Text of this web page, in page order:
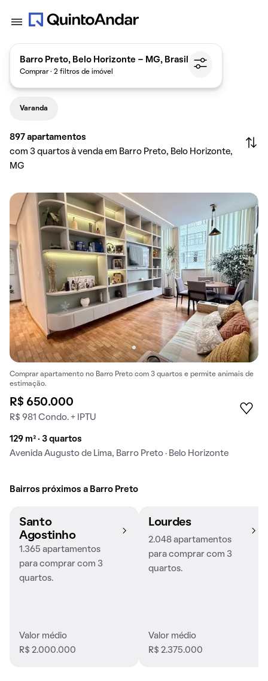
Barro Preto, Belo Horizonte - MG, Brasil
Comprar · 2 filtros de imóvel
Varanda
897 apartamentos
com 3 quartos à venda em Barro Preto, Belo Horizonte,
MG
Comprar apartamento no Barro Preto com 3 quartos e permite animais de
estimação.
R$ 650.000
R$ 981 Condo. + IPTU
129 m² · 3 quartos
Avenida Augusto de Lima, Barro Preto · Belo Horizonte
Bairros próximos a Barro Preto
Santo
Agostinho
1.365 apartamentos
para comprar com 3
quartos.
Valor médio
R$ 2.000.000
Lourdes
2.048 apartamentos
para comprar com 3
quartos.
Valor médio
R$ 2.375.000